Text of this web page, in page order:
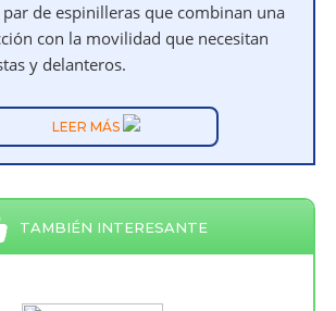
de espinilleras que combinan una
con la movilidad que necesitan
y delanteros.
LEER MÁS
TAMBIÉN INTERESANTE